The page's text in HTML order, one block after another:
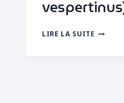
LIRE LA SUITEFAUCON